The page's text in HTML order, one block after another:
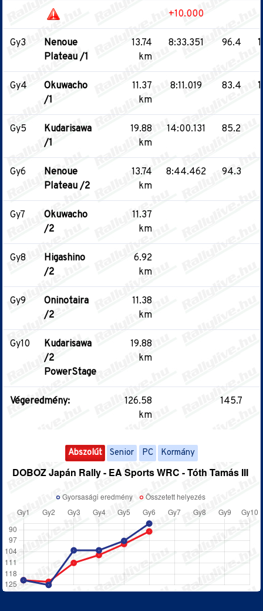
+10.000
Gy3
Nenoue
Plateau /1
13.74
km
8:33.351 96.4
Gy4
Okuwacho
/1
11.37
km
8:11.019 83.4
Gy5
Kudarisawa
/1
19.88
km
14:00.131 85.2
Gy6
Nenoue
Plateau /2
13.74
km
8:44.462 94.3
Gy7
Okuwacho
/2
11.37
km
Gy8
Higashino
/2
6.92
km
Gy9
Oninotaira
/2
11.38
km
Gy10
Kudarisawa
/2
PowerStage
19.88
km
Végeredmény:
126.58
km
145.7
Abszolút Senior PC Kormány